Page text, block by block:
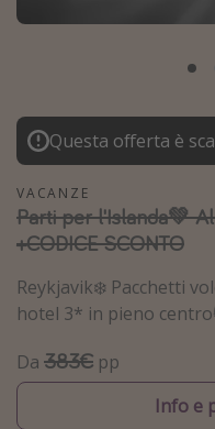
Grecia
Tunisia
Malta
Canarie
Capo Verde
Tipo di vacanza
Vacanze all inclusive
Vacanze estate 2026
Questa offerta è
VACANZE
Parti per l'Islanda💚
+CODICE SCONTO
Reykjavik❄️ Pacchetti
hotel 3* in pieno
Da 383€ pp
Info e